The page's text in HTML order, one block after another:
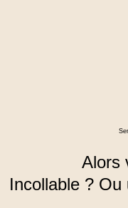
Alors
Incollable ?